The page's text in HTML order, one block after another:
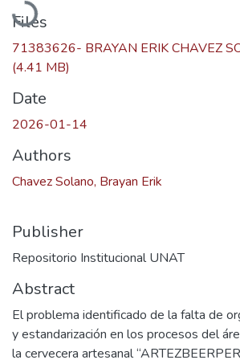
Files
71383626- BRAYAN ERIK CHAVEZ
(4.41 MB)
Date
2026-01-14
Authors
Chavez Solano, Brayan Erik
Publisher
Repositorio Institucional UNAT
Abstract
El problema identificado de la falta de
y estandarización en los procesos del
la cervecera artesanal